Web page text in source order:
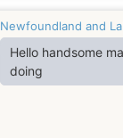
Newfoundland and
Hello handsome
doing